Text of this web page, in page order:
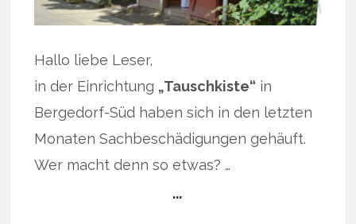
Hallo liebe Leser,
in der Einrichtung „Tauschkiste“ in
Bergedorf-Süd haben sich in den letzten
Monaten Sachbeschädigungen gehäuft.
Wer macht denn so etwas? …
…